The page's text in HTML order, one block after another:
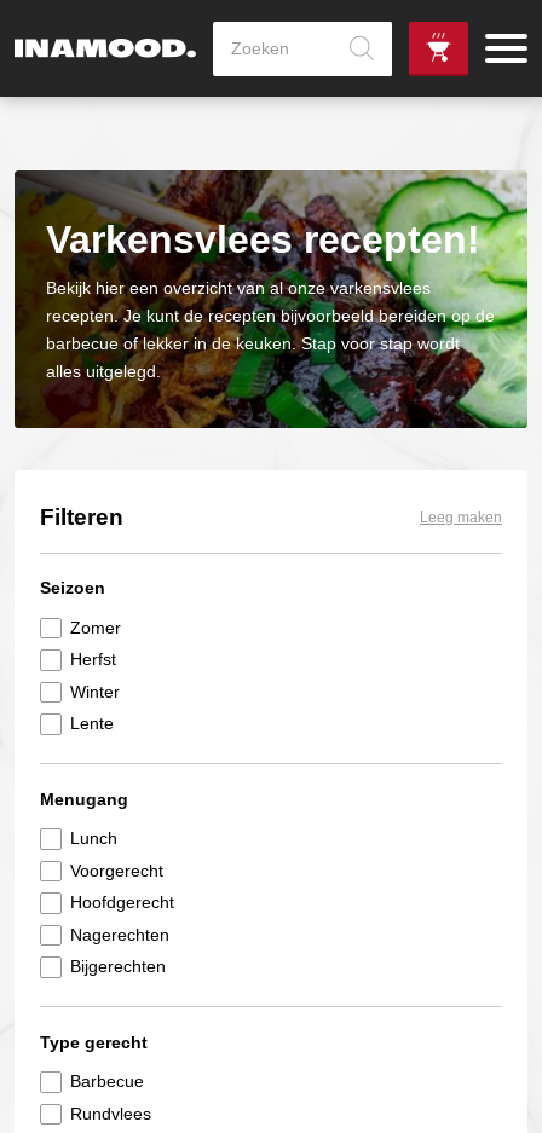
mogelijk
vanaf €100,-
Varkensvlees recepten!
Bekijk hier een overzicht van al onze varkensvlees
recepten. Je kunt de recepten bijvoorbeeld bereiden op de
barbecue of lekker in de keuken. Stap voor stap wordt
alles uitgelegd.
Filteren Leeg maken
Seizoen
Zomer
Herfst
Winter
Lente
Menugang
Lunch
Voorgerecht
Hoofdgerecht
Nagerechten
Bijgerechten
Type gerecht
Barbecue
Rundvlees